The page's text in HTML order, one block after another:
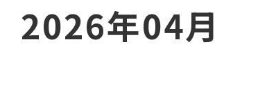
2026年04月